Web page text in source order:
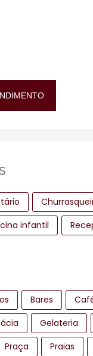
infantil
Bares
Gelateria
Praça Praias